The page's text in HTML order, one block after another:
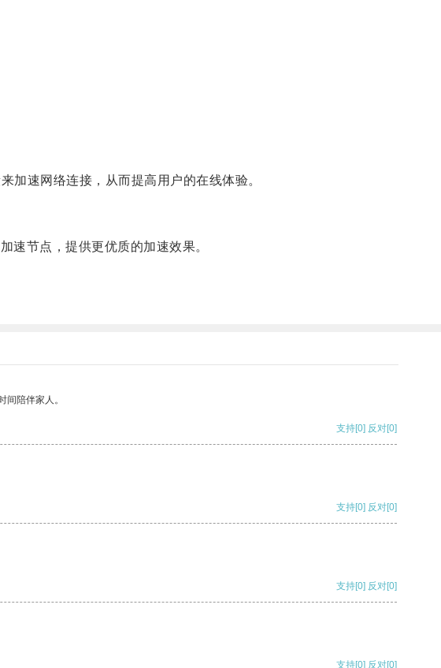
速网络连接，从而提高用户的在线体验。
节点，提供更优质的加速效果。
陪伴家人。
支持[0] 反对[0]
支持[0] 反对[0]
支持[0] 反对[0]
支持[0] 反对[0]